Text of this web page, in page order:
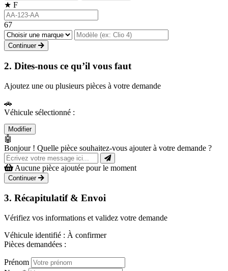
★ F
67
Continuer
2. Dites-nous ce qu’il vous faut
Ajoutez une ou plusieurs pièces à votre demande
🚗
Véhicule sélectionné :
Modifier
🤖
Bonjour ! Quelle pièce souhaitez-vous ajouter à votre demande ?
Aucune pièce ajoutée pour le moment
Continuer
3. Récapitulatif & Envoi
Vérifiez vos informations et validez votre demande
Véhicule identifié : À confirmer
Pièces demandées :
Prénom